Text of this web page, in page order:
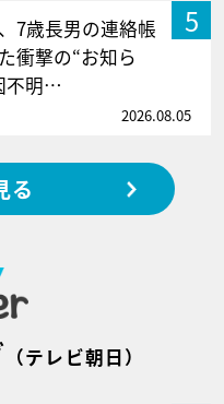
5
7歳長男の連絡帳
衝撃の“お知ら
不明…
2026.08.05
る
（テレビ朝日）